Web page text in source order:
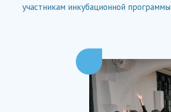
участникам инкубационной программы